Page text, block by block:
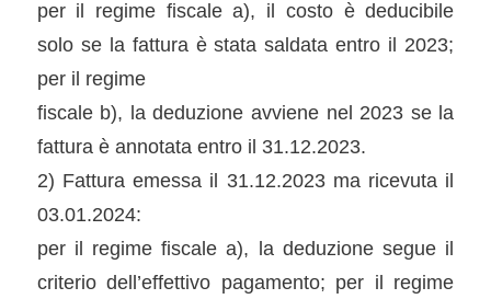
per il regime fiscale a), il costo è deducibile
solo se la fattura è stata saldata entro il 2023;
per il regime
fiscale b), la deduzione avviene nel 2023 se la
fattura è annotata entro il 31.12.2023.
2) Fattura emessa il 31.12.2023 ma ricevuta il
03.01.2024:
per il regime fiscale a), la deduzione segue il
criterio dell’effettivo pagamento; per il regime